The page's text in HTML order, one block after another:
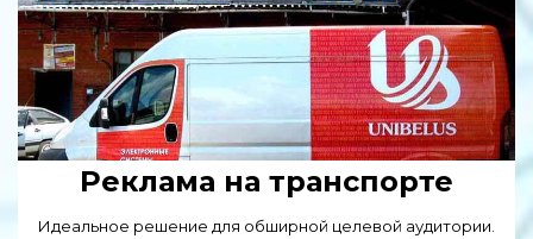
Реклама на транспорте
Идеальное решение для обширной целевой аудитории.